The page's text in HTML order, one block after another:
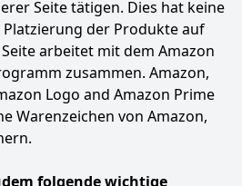
Seite tätigen. Dies hat keine
der Produkte auf
arbeitet mit dem Amazon
zusammen. Amazon,
Logo and Amazon Prime
Warenzeichen von Amazon,
folgende wichtige